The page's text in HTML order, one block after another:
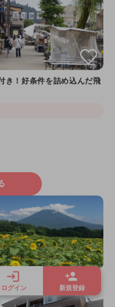
ログイン 新規登録
き！好条件を詰め込んだ飛